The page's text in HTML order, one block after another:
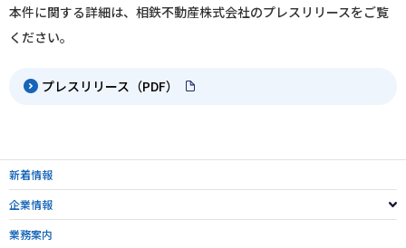
本件に関する詳細は、相鉄不動産株式会社のプレスリリースをご覧
ください。
プレスリリース（PDF）
新着情報
企業情報
業務案内